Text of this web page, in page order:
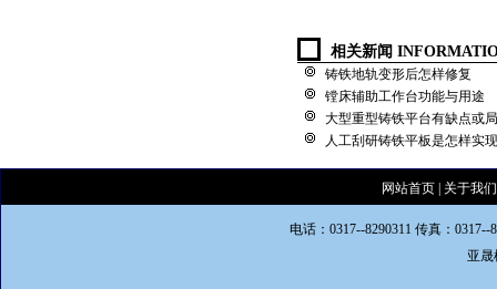
相关新闻
铸铁地轨变形后怎样修复
镗床辅助工作台功能与用途
大型重型铸铁平台有缺点或
人工刮研铸铁平板是怎样实
网站首页| 关于我们
电话：0317--8290311 传真：0317--
亚